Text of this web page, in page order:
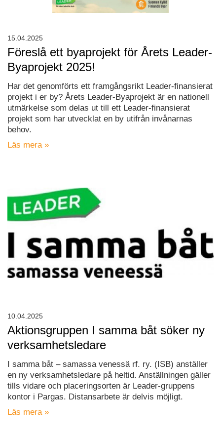
Föreslå ett byaprojekt för Årets Leader-
Byaprojekt 2025!
Har det genomförts ett framgångsrikt Leader-finansierat
projekt i er by? Årets Leader-Byaprojekt är en nationell
utmärkelse som delas ut till ett Leader-finansierat
projekt som har utvecklat en by utifrån invånarnas
behov.
Läs mera »
15.04.2025
Aktionsgruppen I samma båt söker ny
verksamhetsledare
I samma båt – samassa venessä rf. ry. (ISB) anställer
en ny verksamhetsledare på heltid. Anställningen gäller
tills vidare och placeringsorten är Leader-gruppens
kontor i Pargas. Distansarbete är delvis möjligt.
Läs mera »
10.04.2025